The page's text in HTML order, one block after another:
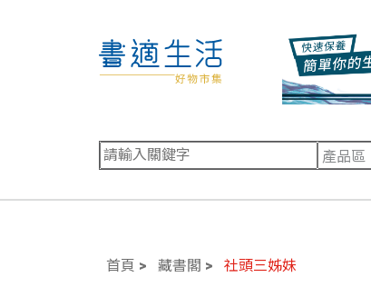
首頁 藏書閣 社頭三姊妹